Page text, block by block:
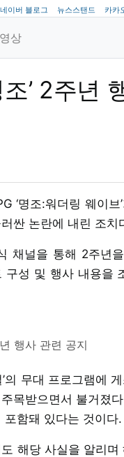
네이버 블로그 뉴스스탠드 카카
상
’ 2주년
‘명조:워더링 웨이
싼 논란에 내린 조치
채널을 통해 2주년
구성 및 행사 내용을
행사 관련 공지
의 무대 프로그램에
목받으면서 불거졌
함돼 있다는 것이다.
해당 사실을 알리